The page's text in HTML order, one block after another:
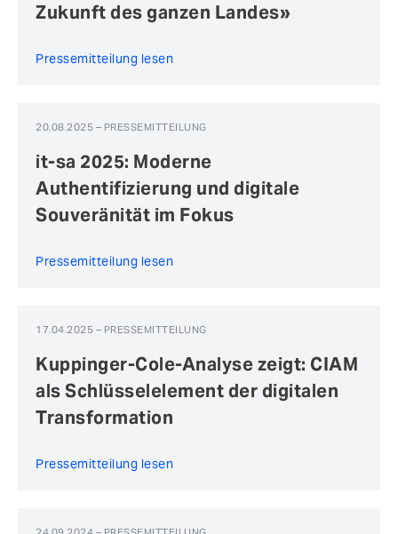
Zukunft des ganzen Landes»
Pressemitteilung lesen
20.08.2025 – PRESSEMITTEILUNG
it-sa 2025: Moderne
Authentifizierung und digitale
Souveränität im Fokus
Pressemitteilung lesen
17.04.2025 – PRESSEMITTEILUNG
Kuppinger-Cole-Analyse zeigt: CIAM
als Schlüsselelement der digitalen
Transformation
Pressemitteilung lesen